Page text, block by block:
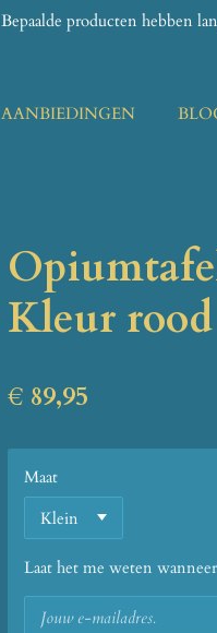
Bepaalde producten hebben
AANBIEDINGEN
Kleur rood
€ 89,95
Maat
Laat het me weten